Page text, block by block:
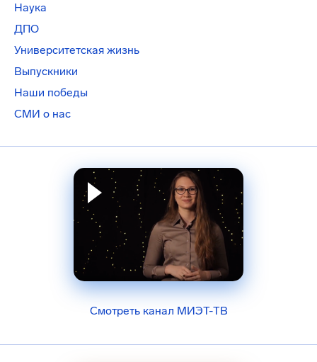
Наука
ДПО
Университетская жизнь
Выпускники
Наши победы
СМИ о нас
Смотреть канал МИЭТ-ТВ